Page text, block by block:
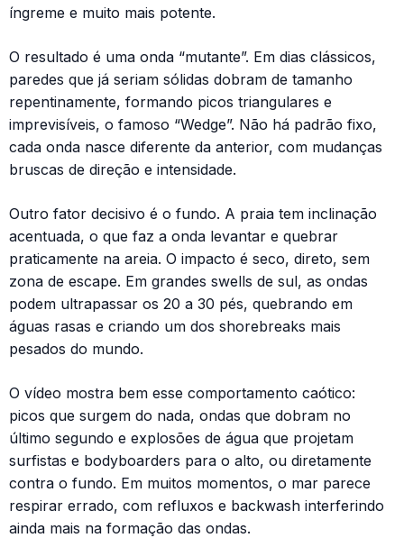
íngreme e muito mais potente.
O resultado é uma onda “mutante”. Em dias clássicos,
paredes que já seriam sólidas dobram de tamanho
repentinamente, formando picos triangulares e
imprevisíveis, o famoso “Wedge”. Não há padrão fixo,
cada onda nasce diferente da anterior, com mudanças
bruscas de direção e intensidade.
Outro fator decisivo é o fundo. A praia tem inclinação
acentuada, o que faz a onda levantar e quebrar
praticamente na areia. O impacto é seco, direto, sem
zona de escape. Em grandes swells de sul, as ondas
podem ultrapassar os 20 a 30 pés, quebrando em
águas rasas e criando um dos shorebreaks mais
pesados do mundo.
O vídeo mostra bem esse comportamento caótico:
picos que surgem do nada, ondas que dobram no
último segundo e explosões de água que projetam
surfistas e bodyboarders para o alto, ou diretamente
contra o fundo. Em muitos momentos, o mar parece
respirar errado, com refluxos e backwash interferindo
ainda mais na formação das ondas.